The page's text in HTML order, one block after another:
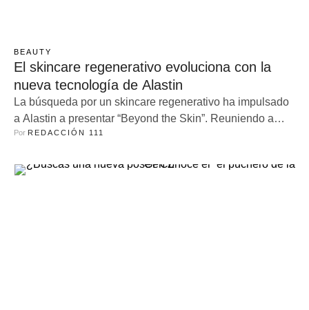
BEAUTY
El skincare regenerativo evoluciona con la
nueva tecnología de Alastin
La búsqueda por un skincare regenerativo ha impulsado
a Alastin a presentar “Beyond the Skin”. Reuniendo a
más de 100 médicos especialistas en el Sofitel Mexico
“Nueva imagen, mismo poder regenerativo”, TriHex: la
Por REDACCIÓN 111